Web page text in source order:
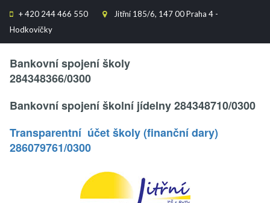
 +420 244 466 550 
Jitřní 185/6, 147 00 Praha 4 -
Hodkovičky
Bankovní spojení školy
284348366/0300
Bankovní spojení školní jídelny 284348710/0300
Transparentní účet školy (finanční dary)
286079761/0300